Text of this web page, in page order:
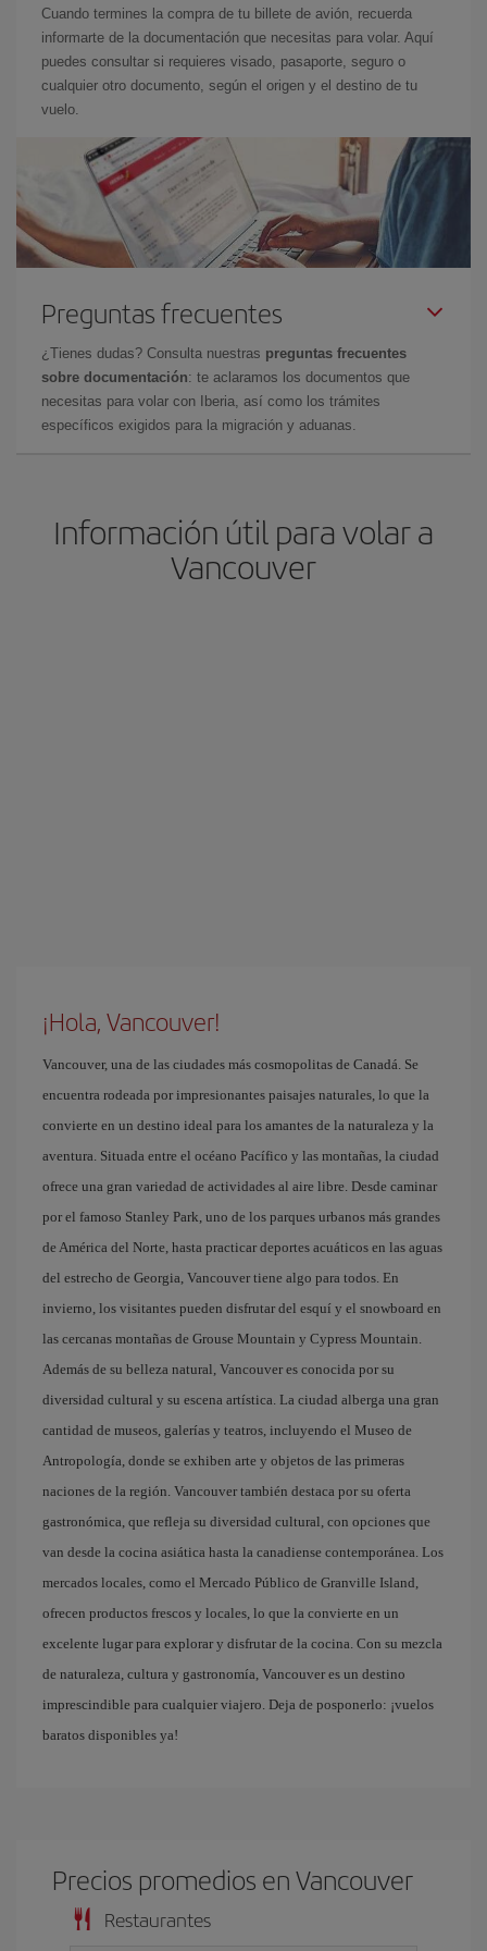
Cuando termines la compra de tu billete de avión, recuerda
informarte de la documentación que necesitas para volar. Aquí
puedes consultar si requieres visado, pasaporte, seguro o
cualquier otro documento, según el origen y el destino de tu
vuelo.
Preguntas frecuentes
¿Tienes dudas? Consulta nuestras preguntas frecuentes
sobre documentación: te aclaramos los documentos que
necesitas para volar con Iberia, así como los trámites
específicos exigidos para la migración y aduanas.
Información útil para volar a
Vancouver
¡Hola, Vancouver!
Vancouver, una de las ciudades más cosmopolitas de Canadá. Se
encuentra rodeada por impresionantes paisajes naturales, lo que la
convierte en un destino ideal para los amantes de la naturaleza y la
aventura. Situada entre el océano Pacífico y las montañas, la ciudad
ofrece una gran variedad de actividades al aire libre. Desde caminar
por el famoso Stanley Park, uno de los parques urbanos más grandes
de América del Norte, hasta practicar deportes acuáticos en las aguas
del estrecho de Georgia, Vancouver tiene algo para todos. En
invierno, los visitantes pueden disfrutar del esquí y el snowboard en
las cercanas montañas de Grouse Mountain y Cypress Mountain.
Además de su belleza natural, Vancouver es conocida por su
diversidad cultural y su escena artística. La ciudad alberga una gran
cantidad de museos, galerías y teatros, incluyendo el Museo de
Antropología, donde se exhiben arte y objetos de las primeras
naciones de la región. Vancouver también destaca por su oferta
gastronómica, que refleja su diversidad cultural, con opciones que
van desde la cocina asiática hasta la canadiense contemporánea. Los
mercados locales, como el Mercado Público de Granville Island,
ofrecen productos frescos y locales, lo que la convierte en un
excelente lugar para explorar y disfrutar de la cocina. Con su mezcla
de naturaleza, cultura y gastronomía, Vancouver es un destino
imprescindible para cualquier viajero. Deja de posponerlo: ¡vuelos
baratos disponibles ya!
Precios promedios en Vancouver
Restaurantes